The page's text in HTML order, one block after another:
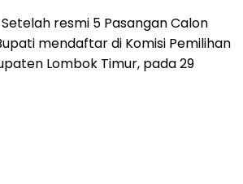
Setelah resmi 5 Pasangan Calon
mendaftar di Komisi Pemilihan
Lombok Timur, pada 29